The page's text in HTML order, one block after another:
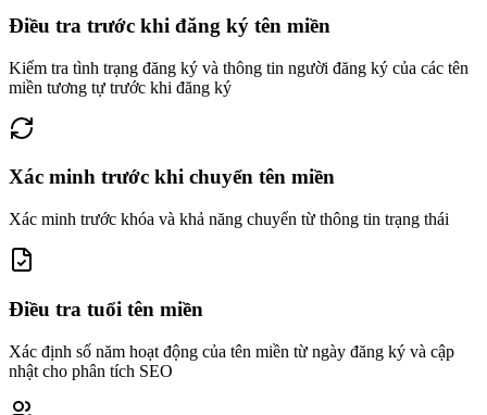
Điều tra trước khi đăng ký tên miền
Kiểm tra tình trạng đăng ký và thông tin người đăng ký của các tên
miền tương tự trước khi đăng ký
Xác minh trước khi chuyển tên miền
Xác minh trước khóa và khả năng chuyển từ thông tin trạng thái
Điều tra tuổi tên miền
Xác định số năm hoạt động của tên miền từ ngày đăng ký và cập
nhật cho phân tích SEO